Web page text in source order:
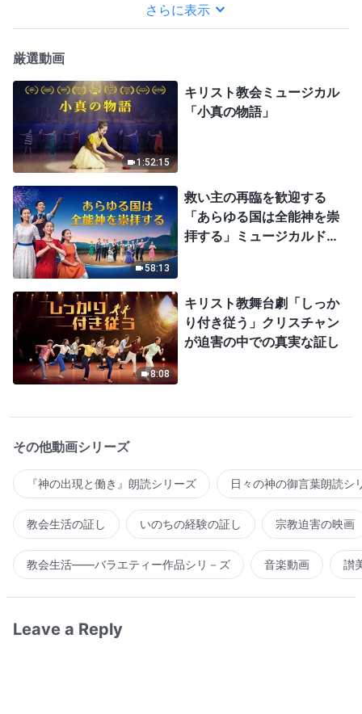
さらに表示
厳選動画
1:52:15
キリスト教会ミュージカル
「小真の物語」
58:13
救い主の再臨を歓迎する
「あらゆる国は全能神を崇
拝する」ミュージカルドラ
8:08
キリスト教舞台劇「しっか
り付き従う」クリスチャン
が迫害の中での真実な証し
その他動画シリーズ
『神の出現と働き』朗読シリーズ 日々の神の御言葉朗読シ
教会生活の証し いのちの経験の証し 宗教迫害の映画
教会生活――バラエティー作品シリ－ズ 音楽動画 讃
Leave a Reply